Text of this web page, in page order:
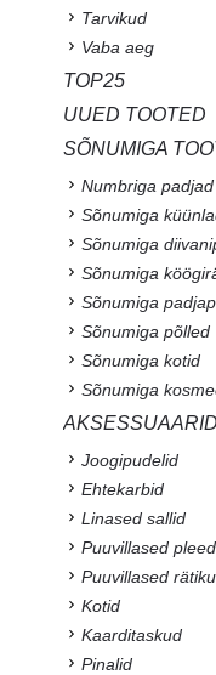
Tarvikud
Vaba aeg
TOP25
UUED TOOTED
SÕNUMIGA
Numbriga padjad
Sõnumiga
Sõnumiga
Sõnumiga
Sõnumiga
Sõnumiga põlled
Sõnumiga kotid
Sõnumiga
AKSESSUAARID
Joogipudelid
Ehtekarbid
Linased sallid
Puuvillased
Puuvillased
Kotid
Kaarditaskud
Pinalid